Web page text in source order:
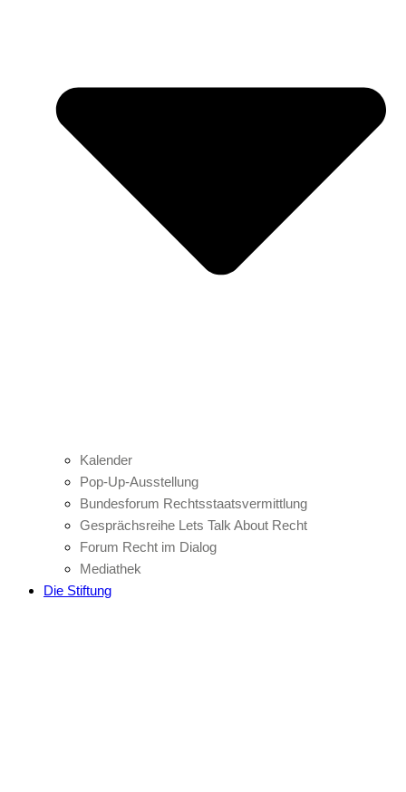
Kalender
Pop-Up-Ausstellung
Bundesforum Rechtsstaatsvermittlung
Gesprächsreihe Lets Talk About Recht
Forum Recht im Dialog
Mediathek
Die Stiftung